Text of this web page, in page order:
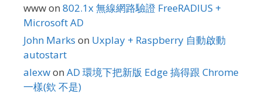
wwwon 802.1x 無線網路驗證 FreeRADIUS +
Microsoft AD
John Marks on Uxplay + Raspberry 自動啟動
autostart
alexwon AD 環境下把新版 Edge 搞得跟 Chrome
一樣(欸 不是)